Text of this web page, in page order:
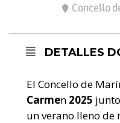
Concello
DETALLES
El Concello de
Carmen 2025
un verano lleno de